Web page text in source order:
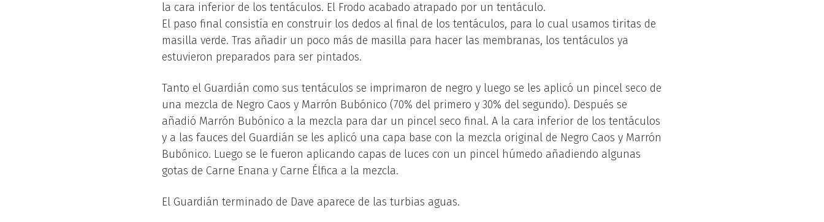
la cara inferior de los tentáculos. El Frodo acabado atrapado por un tentáculo.
El paso final consistía en construir los dedos al final de los tentáculos, para lo cual usamos tiritas de
masilla verde. Tras añadir un poco más de masilla para hacer las membranas, los tentáculos ya
estuvieron preparados para ser pintados.
Tanto el Guardián como sus tentáculos se imprimaron de negro y luego se les aplicó un pincel seco de
una mezcla de Negro Caos y Marrón Bubónico (70% del primero y 30% del segundo). Después se
añadió Marrón Bubónico a la mezcla para dar un pincel seco final. A la cara inferior de los tentáculos
y a las fauces del Guardián se les aplicó una capa base con la mezcla original de Negro Caos y Marrón
Bubónico. Luego se le fueron aplicando capas de luces con un pincel húmedo añadiendo algunas
gotas de Carne Enana y Carne Élfica a la mezcla.
El Guardián terminado de Dave aparece de las turbias aguas.